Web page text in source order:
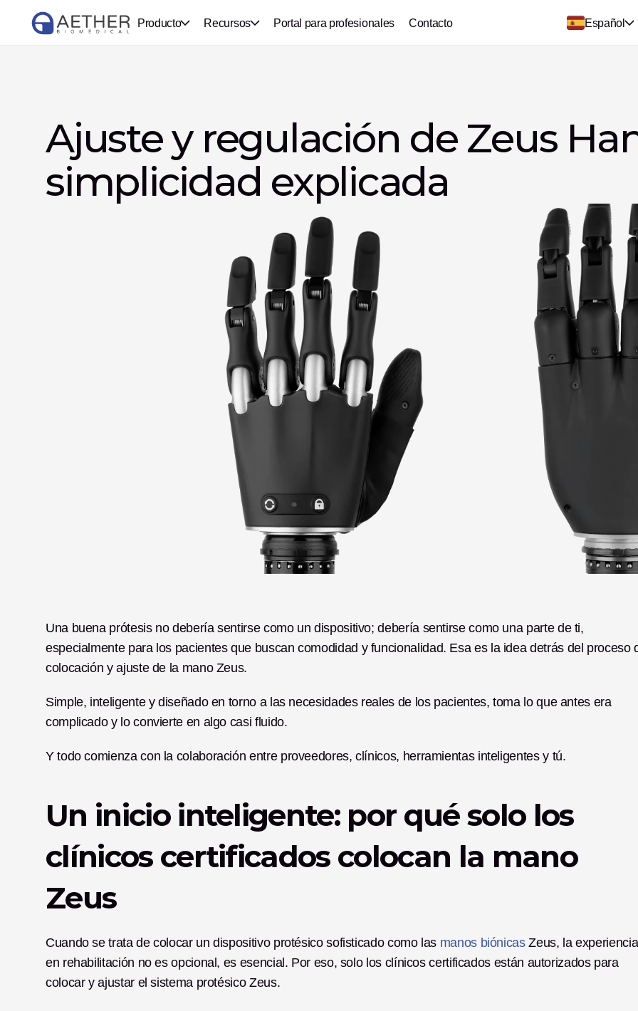
Producto Recursos Portal para profesionales Contacto Español
Ajuste y regulación de Zeus
simplicidad explicada
Una buena prótesis no debería sentirse como un dispositivo; debería sentirse como una parte de ti,
especialmente para los pacientes que buscan comodidad y funcionalidad. Esa es la idea detrás del proceso
colocación y ajuste de la mano Zeus.
Simple, inteligente y diseñado en torno a las necesidades reales de los pacientes, toma lo que antes era
complicado y lo convierte en algo casi fluido.
Y todo comienza con la colaboración entre proveedores, clínicos, herramientas inteligentes y tú.
Un inicio inteligente: por qué solo los
clínicos certificados colocan la mano
Zeus
Cuando se trata de colocar un dispositivo protésico sofisticado como las manos biónicas Zeus, la experiencia
en rehabilitación no es opcional, es esencial. Por eso, solo los clínicos certificados están autorizados para
colocar y ajustar el sistema protésico Zeus.